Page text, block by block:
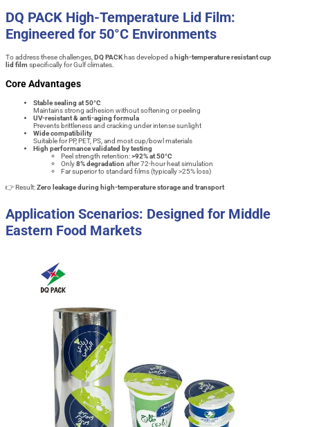
DQ PACK High-Temperature Lid Film:
Engineered for 50°C Environments
To address these challenges,DQ PACKhas developed a high-temperature resistant cup
lid film specifically for Gulf climates.
Core Advantages
Stable sealing at 50°C
Maintains strong adhesion without softening or peeling
UV-resistant & anti-aging formula
Prevents brittleness and cracking under intense sunlight
Wide compatibility
Suitable for PP, PET, PS, and most cup/bowl materials
High performance validated by testing
Peel strength retention:>92% at 50°C
Only8% degradation after 72-hour heat simulation
Far superior to standard films (typically >25% loss)
👉 Result:Zero leakage during high-temperature storage and transport
Application Scenarios: Designed for Middle
Eastern Food Markets